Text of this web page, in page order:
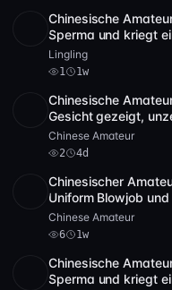
POST 1 Archiv
Chinesische
Sperma und kriegt
Lingling
1 1w
2 Video
Chinesische
Gesicht gezeigt,
Chinese Amateur
2 4d
1:07:35
Chinesischer
Uniform Blowjob
Chinese Amateur
6 1w
POST 1 Archiv
Chinesische
Sperma und kriegt